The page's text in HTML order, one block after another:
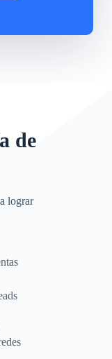
de
lograr